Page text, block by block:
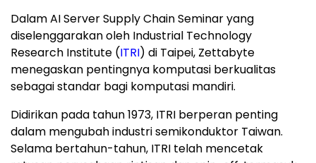
Dalam AI Server Supply Chain Seminar yang
diselenggarakan oleh Industrial Technology
Research Institute (ITRI) di Taipei, Zettabyte
menegaskan pentingnya komputasi berkualitas
sebagai standar bagi komputasi mandiri.
Didirikan pada tahun 1973, ITRI berperan penting
dalam mengubah industri semikonduktor Taiwan.
Selama bertahun-tahun, ITRI telah mencetak